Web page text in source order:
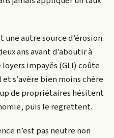
autre source d’érosion.
ans avant d’aboutir à
impayés (GLI) coûte
s’avère bien moins chère
de propriétaires hésitent
puis le regrettent.
n’est pas neutre non